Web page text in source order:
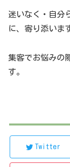
迷いなく・自分
に、寄り添いま
集客でお悩みの
す。
Twitter